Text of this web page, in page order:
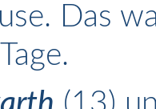
Das